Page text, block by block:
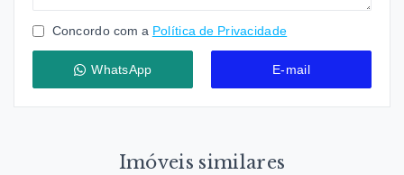
Concordo com a Política de Privacidade
WhatsApp E-mail
Imóveis similares